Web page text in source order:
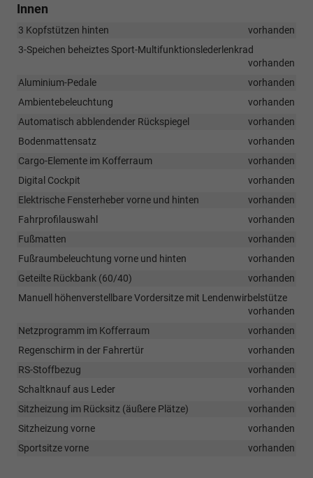
Innen
3 Kopfstützen hinten
vorhanden
3-Speichen beheiztes Sport-Multifunktionslederlenkrad
vorhanden
Aluminium-Pedale
vorhanden
Ambientebeleuchtung
vorhanden
Automatisch abblendender Rückspiegel
vorhanden
Bodenmattensatz
vorhanden
Cargo-Elemente im Kofferraum
vorhanden
Digital Cockpit
vorhanden
Elektrische Fensterheber vorne und hinten
vorhanden
Fahrprofilauswahl
vorhanden
Fußmatten
vorhanden
Fußraumbeleuchtung vorne und hinten
vorhanden
Geteilte Rückbank (60/40)
vorhanden
Manuell höhenverstellbare Vordersitze mit Lendenwirbelstütze
vorhanden
Netzprogramm im Kofferraum
vorhanden
Regenschirm in der Fahrertür
vorhanden
RS-Stoffbezug
vorhanden
Schaltknauf aus Leder
vorhanden
Sitzheizung im Rücksitz (äußere Plätze)
vorhanden
Sitzheizung vorne
vorhanden
Sportsitze vorne
vorhanden